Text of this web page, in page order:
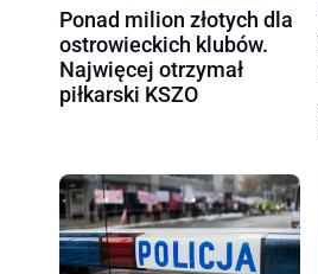
Ponad milion złotych dla
ostrowieckich klubów.
Najwięcej otrzymał
piłkarski KSZO